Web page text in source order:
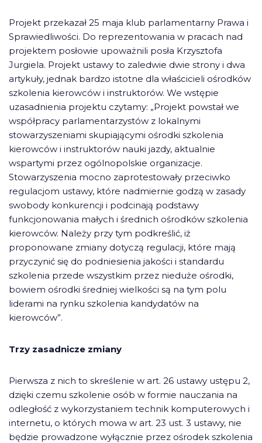
Projekt przekazał 25 maja klub parlamentarny Prawa i
Sprawiedliwości. Do reprezentowania w pracach nad
projektem posłowie upoważnili posła Krzysztofa
Jurgiela. Projekt ustawy to zaledwie dwie strony i dwa
artykuły, jednak bardzo istotne dla właścicieli ośrodków
szkolenia kierowców i instruktorów. We wstępie
uzasadnienia projektu czytamy: „Projekt powstał we
współpracy parlamentarzystów z lokalnymi
stowarzyszeniami skupiającymi ośrodki szkolenia
kierowców i instruktorów nauki jazdy, aktualnie
wspartymi przez ogólnopolskie organizacje.
Stowarzyszenia mocno zaprotestowały przeciwko
regulacjom ustawy, które nadmiernie godzą w zasady
swobody konkurencji i podcinają podstawy
funkcjonowania małych i średnich ośrodków szkolenia
kierowców. Należy przy tym podkreślić, iż
proponowane zmiany dotyczą regulacji, które mają
przyczynić się do podniesienia jakości i standardu
szkolenia przede wszystkim przez nieduże ośrodki,
bowiem ośrodki średniej wielkości są na tym polu
liderami na rynku szkolenia kandydatów na
kierowców”.
Trzy zasadnicze zmiany
Pierwsza z nich to skreślenie w art. 26 ustawy ustępu 2,
dzięki czemu szkolenie osób w formie nauczania na
odległość z wykorzystaniem technik komputerowych i
internetu, o których mowa w art. 23 ust. 3 ustawy, nie
będzie prowadzone wyłącznie przez ośrodek szkolenia